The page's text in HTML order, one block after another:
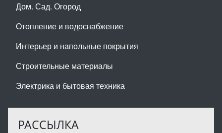
Дом. Сад. Огород
Отопление и водоснабжение
Интерьер и напольные покрытия
Строительные материалы
Электрика и бытовая техника
РАССЫЛКА